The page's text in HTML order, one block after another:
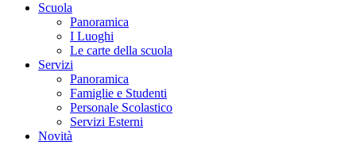
Scuola
Panoramica
I Luoghi
Le carte della scuola
Servizi
Panoramica
Famiglie e Studenti
Personale Scolastico
Servizi Esterni
Novità